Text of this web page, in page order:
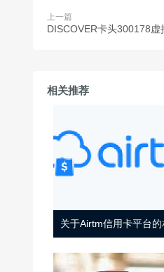
上一篇
DISCOVER卡头300178虚
相关推荐